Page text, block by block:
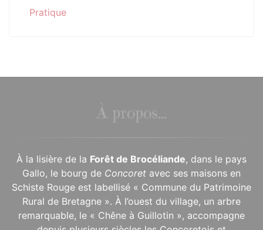
Pratique
À propos...
À la lisière de la Forêt de Brocéliande, dans le pays
Gallo, le bourg de Concoret avec ses maisons en
Schiste Rouge est labellisé « Commune du Patrimoine
Rural de Bretagne ». À l’ouest du village, un arbre
remarquable, le « Chêne à Guillotin », accompagne